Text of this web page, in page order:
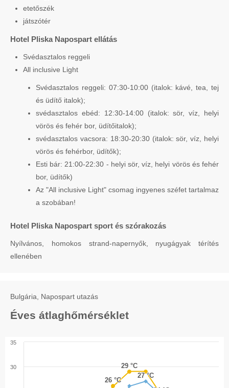
etetőszék
játszótér
Hotel Pliska Napospart ellátás
Svédasztalos reggeli
All inclusive Light
Svédasztalos reggeli: 07:30-10:00 (italok: kávé, tea, tej
és üdítő italok);
svédasztalos ebéd: 12:30-14:00 (italok: sör, víz, helyi
vörös és fehér bor, üdítőitalok);
svédasztalos vacsora: 18:30-20:30 (italok: sör, víz, helyi
vörös és fehérbor, üdítők);
Esti bár: 21:00-22:30 - helyi sör, víz, helyi vörös és fehér
bor, üdítők)
Az "All inclusive Light" csomag ingyenes széfet tartalmaz
a szobában!
Hotel Pliska Napospart sport és szórakozás
Nyílvános, homokos strand-napernyők, nyugágyak térítés
ellenében
Bulgária, Napospart utazás
Éves átlaghőmérséklet
26 °C
26 °C
29 °C
29 °C
27 °C
27 °C
30
35